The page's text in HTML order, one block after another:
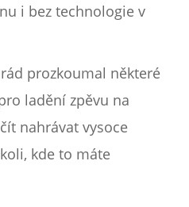
i bez technologie v
prozkoumal některé
ladění zpěvu na
nahrávat vysoce
kde to máte